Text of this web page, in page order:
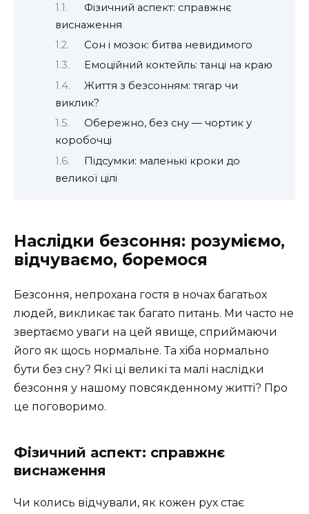
Фізичний аспект: справжнє
виснаження
Сон і мозок: битва невидимого
Емоційний коктейль: танці на краю
Життя з безсонням: тягар чи
виклик?
Обережно, без сну — чортик у
коробочці
Підсумки: маленькі кроки до
великої цілі
Наслідки безсоння: розуміємо,
відчуваємо, боремося
Безсоння, непрохана гостя в ночах багатьох
людей, викликає так багато питань. Ми часто не
звертаємо уваги на цей явище, сприймаючи
його як щось нормальне. Та хіба нормально
бути без сну? Які ці великі та малі наслідки
безсоння у нашому повсякденному житті? Про
це поговоримо.
Фізичний аспект: справжнє
виснаження
Чи колись відчували, як кожен рух стає